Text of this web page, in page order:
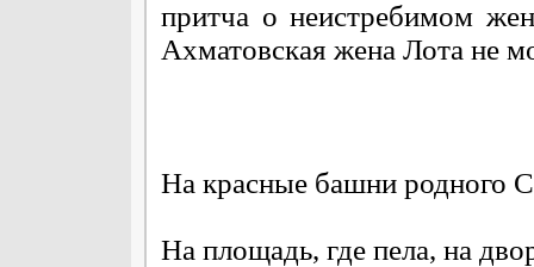
притча о неистребимом
Ахматовская жена Лота не
На красные башни родного
На площадь, где пела, на